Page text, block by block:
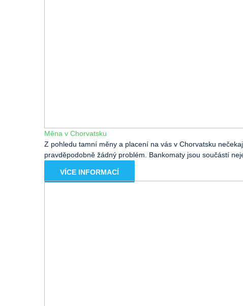
Měna v Chorvatsku
Z pohledu tamní měny a placení na vás v Chorvatsku
pravděpodobně žádný problém. Bankomaty jsou součástí
VÍCE INFORMACÍ